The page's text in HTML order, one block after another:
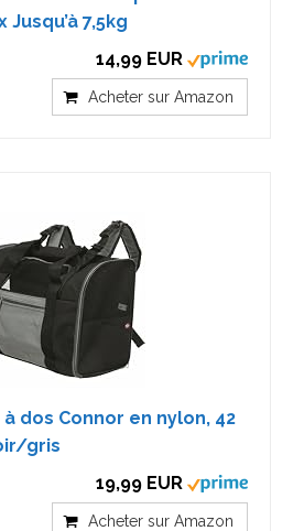
7,5kg
14,99 EUR
Acheter sur Amazon
à dos Connor en nylon, 42
gris
19,99 EUR
Acheter sur Amazon